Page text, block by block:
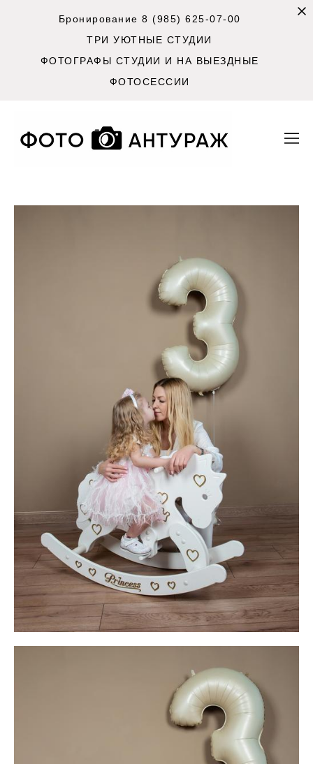
Бронирование 8 (985) 625-07-00
ТРИ УЮТНЫЕ СТУДИИ
ФОТОГРАФЫ СТУДИИ И НА ВЫЕЗДНЫЕ
ФОТОСЕССИИ